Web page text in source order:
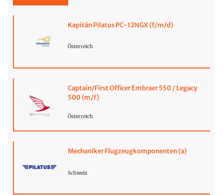
Kapitän Pilatus PC-12NGX (f/m/d)
Österreich
Captain/First Officer Embraer 550 / Legacy
500 (m/f)
Österreich
Mechaniker Flugzeugkomponenten (a)
Schweiz